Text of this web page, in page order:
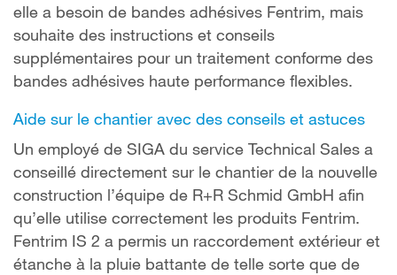
elle a besoin de bandes adhésives Fentrim, mais
souhaite des instructions et conseils
supplémentaires pour un traitement conforme des
bandes adhésives haute performance flexibles.
Aide sur le chantier avec des conseils et astuces
Un employé de SIGA du service Technical Sales a
conseillé directement sur le chantier de la nouvelle
construction l’équipe de R+R Schmid GmbH afin
qu’elle utilise correctement les produits Fentrim.
Fentrim IS 2 a permis un raccordement extérieur et
étanche à la pluie battante de telle sorte que de